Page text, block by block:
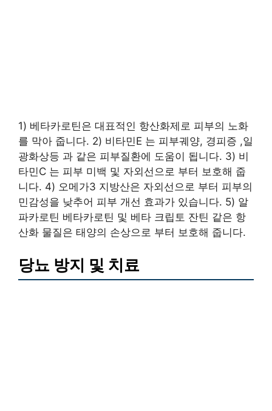
1) 베타카로틴은 대표적인 항산화제로 피부의 노화
를 막아 줍니다. 2) 비타민E 는 피부궤양, 경피증 ,일
광화상등 과 같은 피부질환에 도움이 됩니다. 3) 비
타민C 는 피부 미백 및 자외선으로 부터 보호해 줍
니다. 4) 오메가3 지방산은 자외선으로 부터 피부의
민감성을 낮추어 피부 개선 효과가 있습니다. 5) 알
파카로틴 베타카로틴 및 베타 크립토 잔틴 같은 항
산화 물질은 태양의 손상으로 부터 보호해 줍니다.
당뇨 방지 및 치료